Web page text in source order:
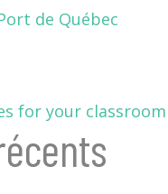
de Québec
for your classroom